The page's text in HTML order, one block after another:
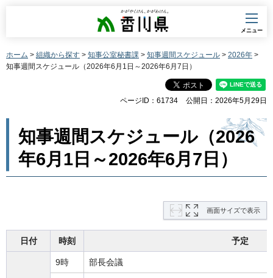
香川県
メニュー
ホーム > 組織から探す > 知事公室秘書課 > 知事週間スケジュール > 2026年 >
知事週間スケジュール（2026年6月1日～2026年6月7日）
ページID：61734 公開日：2026年5月29日
知事週間スケジュール（2026
年6月1日～2026年6月7日）
画面サイズで表示
日付 時刻 予定
9時 部長会議